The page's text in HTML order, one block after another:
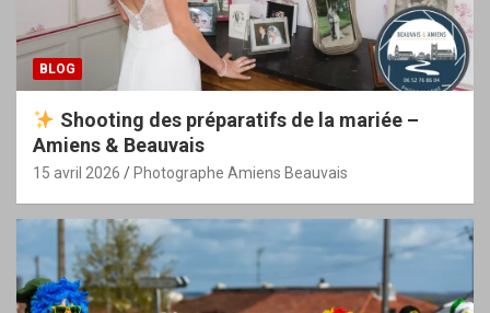
BLOG
Shooting des préparatifs de la mariée –
Amiens & Beauvais
15 avril 2026 Photographe Amiens Beauvais